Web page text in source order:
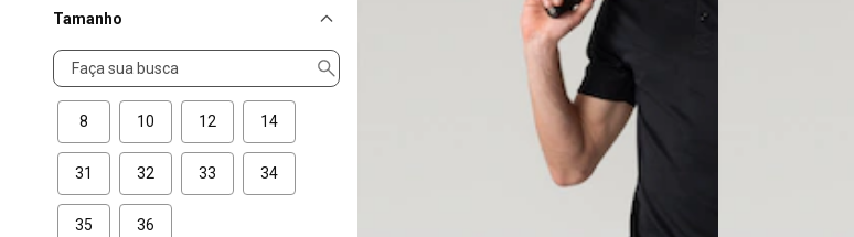
Tamanho
Tamanho
8 10 12 14
31 32 33 34
35 36